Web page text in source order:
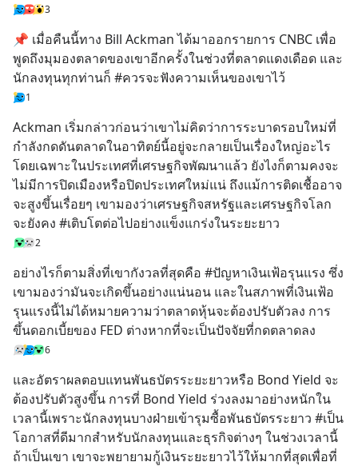
3
📌 เมื่อคืนนี้ทาง Bill Ackman ได้มาออกรายการ CNBC เพื่อ
พูดถึงมุมองตลาดของเขาอีกครั้งในช่วงที่ตลาดแดงเดือด และ
นักลงทุนทุกท่านก็ #ควรจะฟังความเห็นของเขาไว้
1
Ackman เริ่มกล่าวก่อนว่าเขาไม่คิดว่าการระบาดรอบใหม่ที่
กำลังกดดันตลาดในอาทิตย์นี้อยู่จะกลายเป็นเรื่องใหญ่อะไร
โดยเฉพาะในประเทศที่เศรษฐกิจพัฒนาแล้ว ยังไงก็ตามคงจะ
ไม่มีการปิดเมืองหรือปิดประเทศใหม่แน่ ถึงแม้การติดเชื้ออาจ
จะสูงขึ้นเรื่อยๆ เขามองว่าเศรษฐกิจสหรัฐและเศรษฐกิจโลก
จะยังคง #เติบโตต่อไปอย่างแข็งแกร่งในระยะยาว
2
อย่างไรก็ตามสิ่งที่เขากังวลที่สุดคือ #ปัญหาเงินเฟ้อรุนแรง ซึ่ง
เขามองว่ามันจะเกิดขึ้นอย่างแน่นอน และในสภาพที่เงินเฟ้อ
รุนแรงนี้ไม่ได้หมายความว่าตลาดหุ้นจะต้องปรับตัวลง การ
ขึ้นดอกเบี้ยของ FED ต่างหากที่จะเป็นปัจจัยที่กดตลาดลง
6
และอัตราผลตอบแทนพันธบัตรระยะยาวหรือ Bond Yield จะ
ต้องปรับตัวสูงขึ้น การที่ Bond Yield ร่วงลงมาอย่างหนักใน
เวลานี้เพราะนักลงทุนบางฝ่ายเข้ารุมซื้อพันธบัตรระยาว #เป็น
โอกาสที่ดีมากสำหรับนักลงทุนและธุรกิจต่างๆ ในช่วงเวลานี้
ถ้าเป็นเขา เขาจะพยายามกู้เงินระยะยาวไว้ให้มากที่สุดเพื่อที่